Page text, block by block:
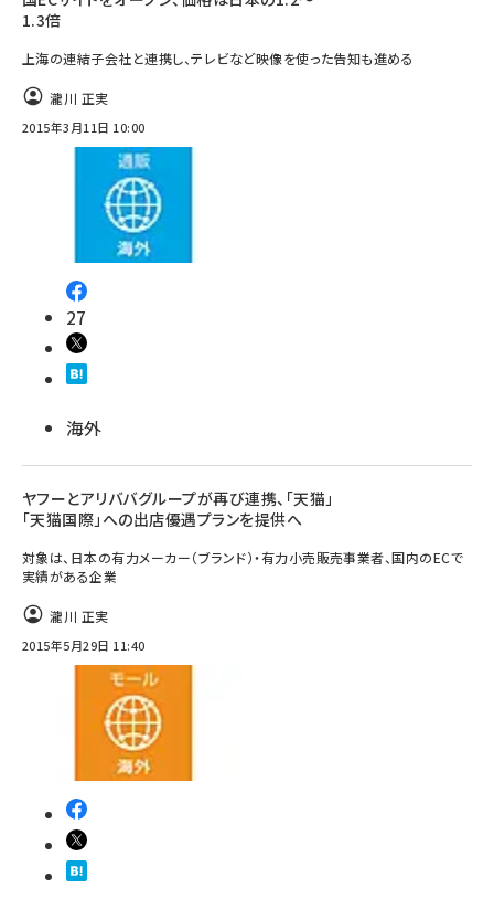
1.3倍
上海の連結子会社と連携し、テレビなど映像を使った告知も進める
瀧川 正実
2015年3月11日 10:00
27
海外
ヤフーとアリババグループが再び連携、「天猫」
「天猫国際」への出店優遇プランを提供へ
対象は、日本の有力メーカー（ブランド）・有力小売販売事業者、国内のECで
実績がある企業
瀧川 正実
2015年5月29日 11:40